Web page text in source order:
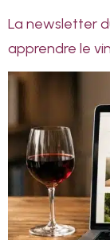
La newsletter
apprendre le